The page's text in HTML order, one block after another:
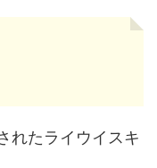
れたライウイスキ